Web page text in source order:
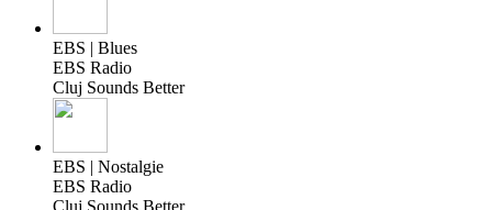
EBS | Blues
EBS Radio
Cluj Sounds Better
EBS | Nostalgie
EBS Radio
Cluj Sounds Better